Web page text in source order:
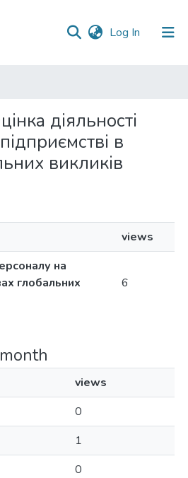
Log In (current)
діяльності
в
викликів
views
на
глобальних
6
views
0
1
0